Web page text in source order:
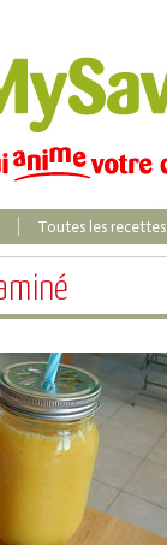
Toutes les recettes